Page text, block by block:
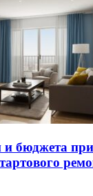
и бюджета